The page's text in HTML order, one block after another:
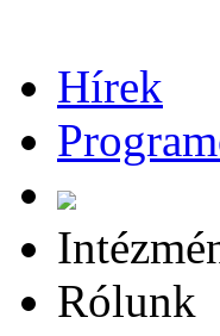
Hírek
Rólunk